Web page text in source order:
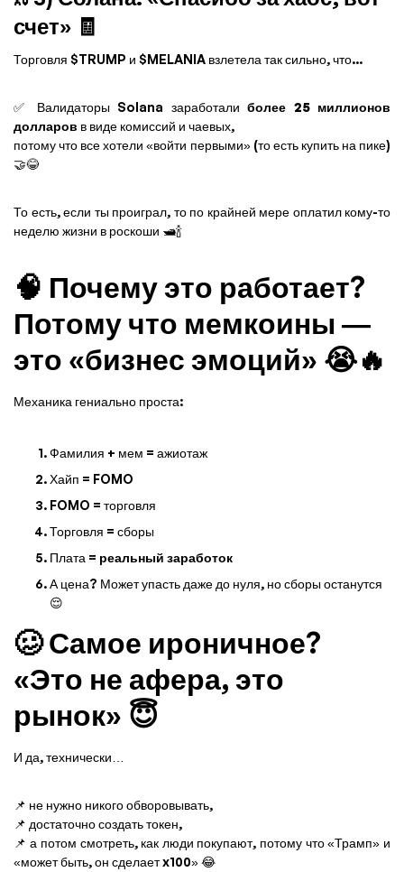
счет» 🧾
Торговля $TRUMP и $MELANIA взлетела так сильно, что...
✅ Валидаторы Solana заработалиболее 25 миллионов
долларов в виде комиссий и чаевых,
потому что все хотели «войти первыми» (то есть купить на пике)
🤝😂
То есть, если ты проиграл, то по крайней мере оплатил кому-то
неделю жизни в роскоши 🛥️🍾
🧠 Почему это работает?
Потому что мемкоины —
это «бизнес эмоций» 😭🔥
Механика гениально проста:
Фамилия + мем = ажиотаж
Хайп = FOMO
FOMO = торговля
Торговля = сборы
Плата = реальный заработок
А цена? Может упасть даже до нуля, но сборы останутся
😌
🥴 Самое ироничное?
«Это не афера, это
рынок» 😇
И да, технически…
📌 не нужно никого обворовывать,
📌 достаточно создать токен,
📌 а потом смотреть, как люди покупают, потому что «Трамп» и
«может быть, он сделает x100» 😂